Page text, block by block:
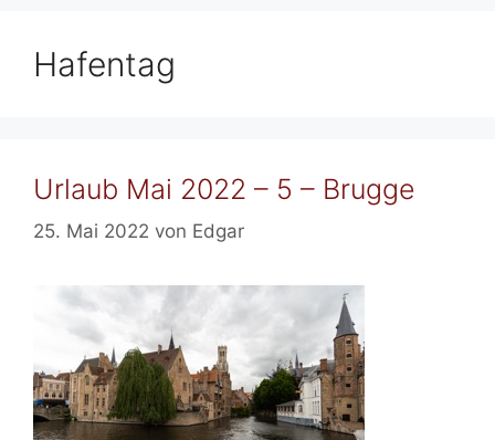
Hafentag
Urlaub Mai 2022 – 5 – Brugge
25. Mai 2022 von Edgar